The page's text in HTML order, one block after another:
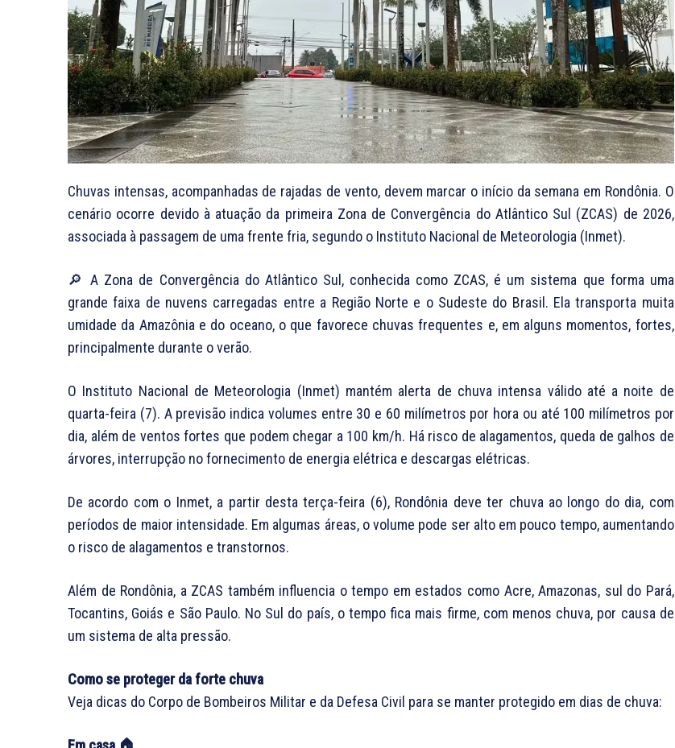
Chuvas intensas, acompanhadas de rajadas de vento, devem marcar o início da semana em Rondônia. O
cenário ocorre devido à atuação da primeira Zona de Convergência do Atlântico Sul (ZCAS) de 2026,
associada à passagem de uma frente fria, segundo o Instituto Nacional de Meteorologia (Inmet).
🔎 A Zona de Convergência do Atlântico Sul, conhecida como ZCAS, é um sistema que forma uma
grande faixa de nuvens carregadas entre a Região Norte e o Sudeste do Brasil. Ela transporta muita
umidade da Amazônia e do oceano, o que favorece chuvas frequentes e, em alguns momentos, fortes,
principalmente durante o verão.
O Instituto Nacional de Meteorologia (Inmet) mantém alerta de chuva intensa válido até a noite de
quarta-feira (7). A previsão indica volumes entre 30 e 60 milímetros por hora ou até 100 milímetros por
dia, além de ventos fortes que podem chegar a 100 km/h. Há risco de alagamentos, queda de galhos de
árvores, interrupção no fornecimento de energia elétrica e descargas elétricas.
De acordo com o Inmet, a partir desta terça-feira (6), Rondônia deve ter chuva ao longo do dia, com
períodos de maior intensidade. Em algumas áreas, o volume pode ser alto em pouco tempo, aumentando
o risco de alagamentos e transtornos.
Além de Rondônia, a ZCAS também influencia o tempo em estados como Acre, Amazonas, sul do Pará,
Tocantins, Goiás e São Paulo. No Sul do país, o tempo fica mais firme, com menos chuva, por causa de
um sistema de alta pressão.
Como se proteger da forte chuva
Veja dicas do Corpo de Bombeiros Militar e da Defesa Civil para se manter protegido em dias de chuva: